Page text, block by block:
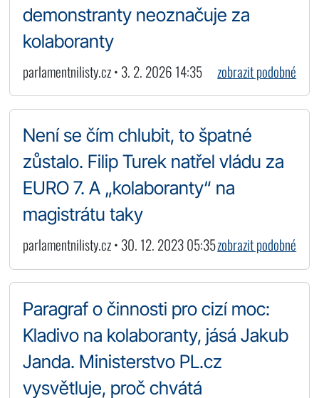
demonstranty neoznačuje za
kolaboranty
parlamentnilisty.cz • 3. 2. 2026 14:35 zobrazit podobné
Není se čím chlubit, to špatné
zůstalo. Filip Turek natřel vládu za
EURO 7. A „kolaboranty“ na
magistrátu taky
parlamentnilisty.cz • 30. 12. 2023 05:35zobrazit podobné
Paragraf o činnosti pro cizí moc:
Kladivo na kolaboranty, jásá Jakub
Janda. Ministerstvo PL.cz
vysvětluje, proč chvátá